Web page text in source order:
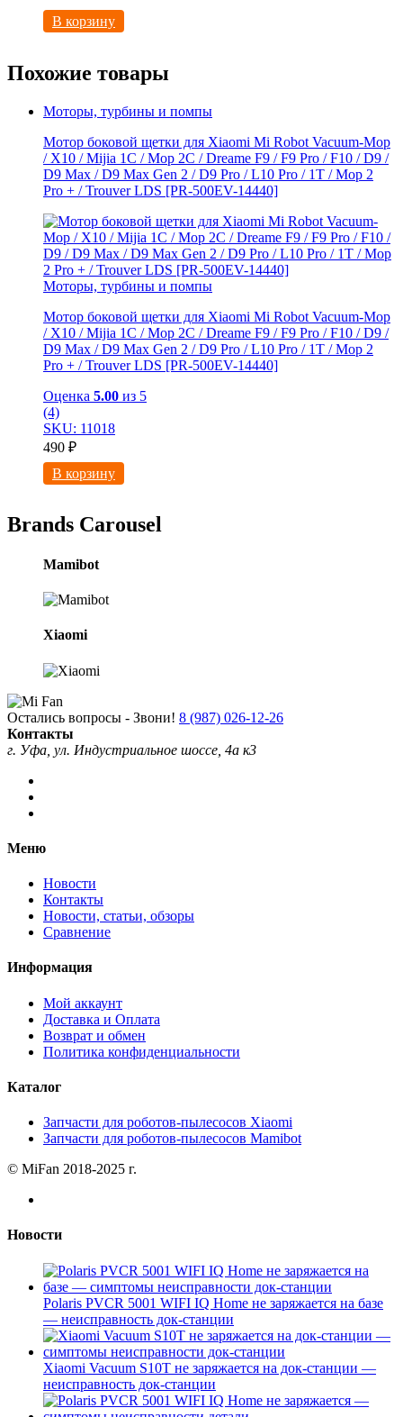
В корзину
Похожие товары
Моторы, турбины и помпы
Мотор боковой щетки для Xiaomi Mi Robot Vacuum-Mop
/ X10 / Mijia 1C / Mop 2C / Dreame F9 / F9 Pro / F10 / D9 /
D9 Max / D9 Мах Gen 2 / D9 Pro / L10 Pro / 1T / Mop 2
Pro + / Trouver LDS [PR-500EV-14440]
Моторы, турбины и помпы
Мотор боковой щетки для Xiaomi Mi Robot Vacuum-Mop
/ X10 / Mijia 1C / Mop 2C / Dreame F9 / F9 Pro / F10 / D9 /
D9 Max / D9 Мах Gen 2 / D9 Pro / L10 Pro / 1T / Mop 2
Pro + / Trouver LDS [PR-500EV-14440]
Оценка 5.00 из 5
(4)
SKU: 11018
490 ₽
В корзину
Brands Carousel
Mamibot
Xiaomi
Остались вопросы - Звони! 8 (987) 026-12-26
Контакты
г. Уфа, ул. Индустриальное шоссе, 4а к3
Меню
Новости
Контакты
Новости, статьи, обзоры
Сравнение
Информация
Мой аккаунт
Доставка и Оплата
Возврат и обмен
Политика конфиденциальности
Каталог
Запчасти для роботов-пылесосов Xiaomi
Запчасти для роботов-пылесосов Mamibot
© MiFan 2018-2025 г.
Новости
Polaris PVCR 5001 WIFI IQ Home не заряжается на базе
— неисправность док-станции
Xiaomi Vacuum S10T не заряжается на док-станции —
неисправность док-станции